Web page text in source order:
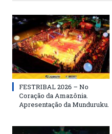
FESTRIBAL 2026 – No
Coração da Amazônia.
Apresentação da Munduruku.